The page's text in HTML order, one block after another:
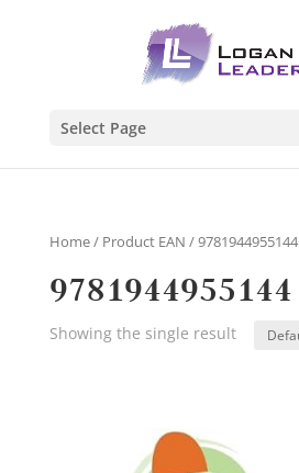
Select Page
Home/ Product EAN / 9781944955144
9781944955144
Showing the single result